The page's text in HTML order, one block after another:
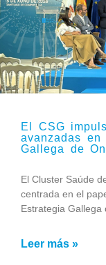
El CSG
avanzadas
Gallega de
El Cluster Saúde
centrada en el
Estrategia Gallega
Leer más »